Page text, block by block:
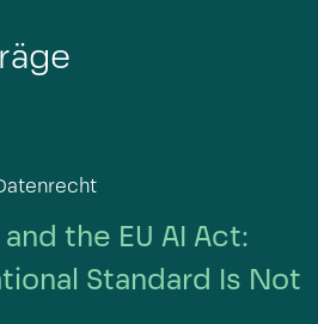
the EU AI Act:
Standard Is Not